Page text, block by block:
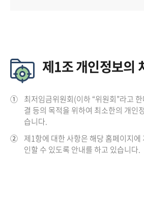
제1조 개인정보의
① 최저임금위원회(이하 “위원회”라고
결 등의 목적을 위하여 최소한의 개인
습니다.
② 제1항에 대한 사항은 해당 홈페이지
인할 수 있도록 안내를 하고 있습니다.